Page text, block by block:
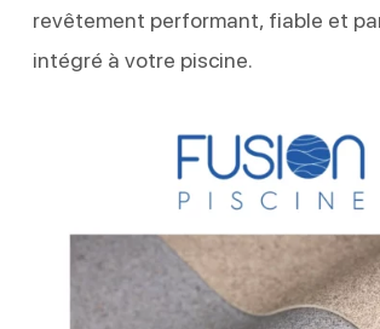
revêtement performant, fiable et
intégré à votre piscine.